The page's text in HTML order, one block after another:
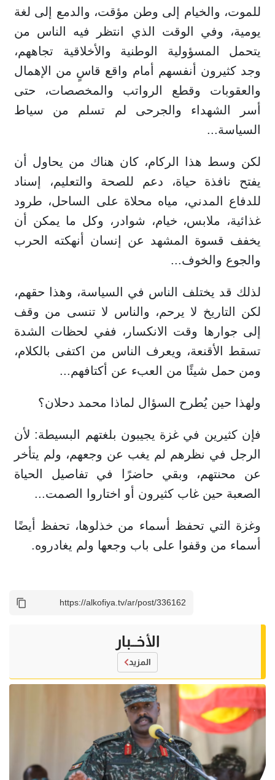
للموت، والخيام إلى وطن مؤقت، والدمع إلى لغة
يومية، وفي الوقت الذي انتظر فيه الناس من
يتحمل المسؤولية الوطنية والأخلاقية تجاههم،
وجد كثيرون أنفسهم أمام واقع قاسٍ من الإهمال
والعقوبات وقطع الرواتب والمخصصات، حتى
أسر الشهداء والجرحى لم تسلم من سياط
السياسة...
لكن وسط هذا الركام، كان هناك من يحاول أن
يفتح نافذة حياة، دعم للصحة والتعليم، إسناد
للدفاع المدني، مياه محلاة على الساحل، طرود
غذائية، ملابس، خيام، شوادر، وكل ما يمكن أن
يخفف قسوة المشهد عن إنسان أنهكته الحرب
والجوع والخوف...
لذلك قد يختلف الناس في السياسة، وهذا حقهم،
لكن التاريخ لا يرحم، والناس لا تنسى من وقف
إلى جوارها وقت الانكسار، ففي لحظات الشدة
تسقط الأقنعة، ويعرف الناس من اكتفى بالكلام،
ومن حمل شيئًا من العبء عن أكتافهم...
ولهذا حين يُطرح السؤال لماذا محمد دحلان؟
فإن كثيرين في غزة يجيبون بلغتهم البسيطة: لأن
الرجل في نظرهم لم يغب عن وجعهم، ولم يتأخر
عن محنتهم، وبقي حاضرًا في تفاصيل الحياة
الصعبة حين غاب كثيرون أو اختاروا الصمت...
وغزة التي تحفظ أسماء من خذلوها، تحفظ أيضًا
أسماء من وقفوا على باب وجعها ولم يغادروه.
الأخــبار
المزيد